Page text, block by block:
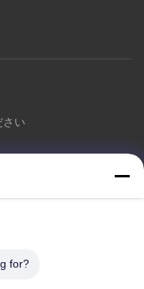
さい
の道、ShiLongZaiのコ
for?